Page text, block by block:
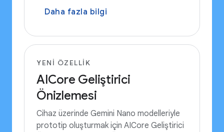
Daha fazla bilgi
YENI ÖZELLIK
AICore Geliştirici
Önizlemesi
Cihaz üzerinde Gemini Nano modelleriyle
prototip oluşturmak için AICore Geliştirici